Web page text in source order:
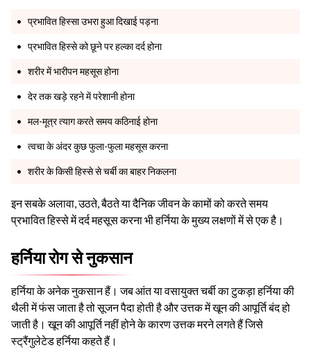
प्रभावित हिस्सा उभरा हुआ दिखाई पड़ना
प्रभावित हिस्से को छूने पर हल्का दर्द होना
शरीर में भारीपन महसूस होना
देर तक खड़े रहने में परेशानी होना
मल-मूत्र त्याग करते समय कठिनाई होना
त्वचा के अंदर कुछ फुला-फुला महसूस करना
शरीर के किसी हिस्से से चर्बी का बाहर निकलना
इन सबके अलावा, उठते, बैठते या दैनिक जीवन के कामों को करते समय
प्रभावित हिस्से में दर्द महसूस करना भी हर्निया के मुख्य लक्षणों में से एक है।
हर्निया रोग से नुकसान
हर्निया के अनेक नुकसान हैं। जब आंत या वसायुक्त चर्बी का टुकड़ा हर्निया की
थैली में फंस जाता है तो सूजन पैदा होती है और उत्तक में खून की आपूर्ति बंद हो
जाती है। खून की आपूर्ति नहीं होने के कारण उत्तक मरने लगते हैं जिसे
स्ट्रैंगुलेटेड हर्निया कहते हैं।